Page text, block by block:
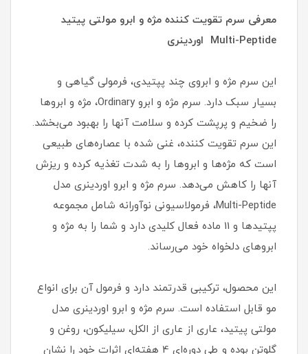
معرفی سرم تقویت کننده مژه و ابرو مولتی پیتید
Multi-Peptide اوردینری
این سرم مژه و ابروی چند پپتیدی، فرمولی گیاهی و
بسیار سبک دارد. سرم مژه و ابرو Ordinary، مژه و ابروها
را ضخیم و پرپشت کرده و سلامت آنها را بهبود می‌بخشد.
این سرم تقویت کننده، غنی شده با عصاره‌های طبیعی
است که مژه‌ها و ابروها را به شدت تغذیه کرده و ریزش
آنها را کاهش می‌دهد. سرم مژه و ابرو اوردینری مدل
Multi-Peptide، فرمولاسیونی نوآورانه شامل مجموعه
پپتیدها و 11 ماده فعال کلیدی دارد و شما را به مژه و
ابروهای دلخواه خود می‌رساند.
این محصول، ترکیبی قدرتمند دارد و فرمول آن برای انواع
مو قابل استفاده است. سرم مژه و ابرو اوردینری مدل
مولتی پیتید، عاری از عاری از الکل، سیلیکون، روغن و
گلوتن بوده و طی دوره‌ای 4 هفته‌ای اثرات خود را نشان